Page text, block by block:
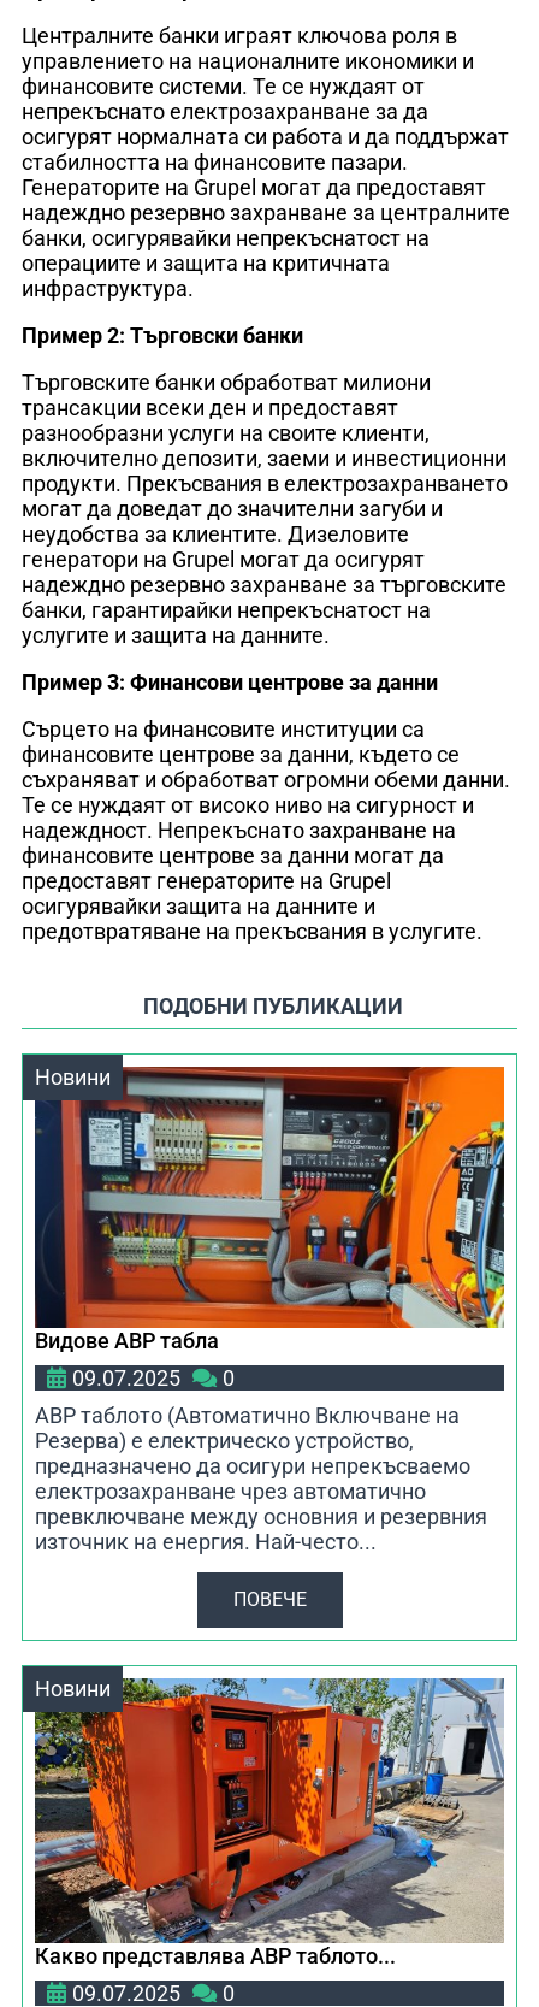
Централните банки играят ключова роля в
управлението на националните икономики и
финансовите системи. Те се нуждаят от
непрекъснато електрозахранване за да
осигурят нормалната си работа и да поддържат
стабилността на финансовите пазари.
Генераторите на Grupel могат да предоставят
надеждно резервно захранване за централните
банки, осигурявайки непрекъснатост на
операциите и защита на критичната
инфраструктура.
Пример 2: Търговски банки
Търговските банки обработват милиони
трансакции всеки ден и предоставят
разнообразни услуги на своите клиенти,
включително депозити, заеми и инвестиционни
продукти. Прекъсвания в електрозахранването
могат да доведат до значителни загуби и
неудобства за клиентите. Дизеловите
генератори на Grupel могат да осигурят
надеждно резервно захранване за търговските
банки, гарантирайки непрекъснатост на
услугите и защита на данните.
Пример 3: Финансови центрове за данни
Сърцето на финансовите институции са
финансовите центрове за данни, където се
съхраняват и обработват огромни обеми данни.
Те се нуждаят от високо ниво на сигурност и
надеждност. Непрекъснато захранване на
финансовите центрове за данни могат да
предоставят генераторите на Grupel
осигурявайки защита на данните и
предотвратяване на прекъсвания в услугите.
ПОДОБНИ ПУБЛИКАЦИИ
Новини
Видове АВР табла
09.07.2025
0
АВР таблото (Автоматично Включване на
Резерва) е електрическо устройство,
предназначено да осигури непрекъсваемо
електрозахранване чрез автоматично
превключване между основния и резервния
източник на енергия. Най-често...
ПОВЕЧЕ
Новини
Какво представлява АВР таблото...
09.07.2025
0